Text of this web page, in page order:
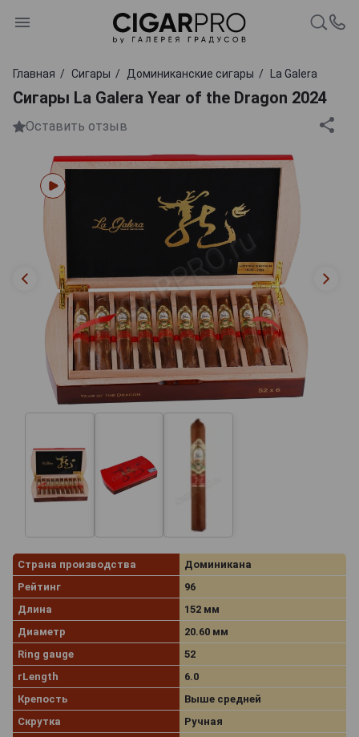
Главная Сигары Доминиканские сигары La Galera
Сигары La Galera Year of the Dragon 2024
Оставить отзыв
Страна производства
Доминикана
Рейтинг
96
Длина
152 мм
Диаметр
20.60 мм
Ring gauge
52
rLength
6.0
Крепость
Выше средней
Скрутка
Ручная